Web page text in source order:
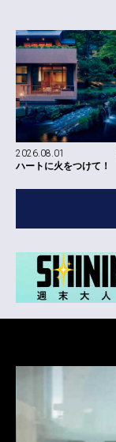
2026.08.01
ハートに火をつけて！